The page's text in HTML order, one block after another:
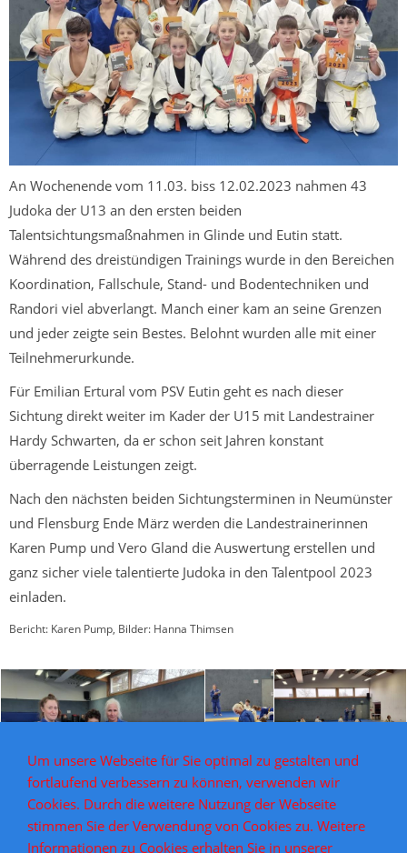
An Wochenende vom 11.03. biss 12.02.2023 nahmen 43
Judoka der U13 an den ersten beiden
Talentsichtungsmaßnahmen in Glinde und Eutin statt.
Während des dreistündigen Trainings wurde in den Bereichen
Koordination, Fallschule, Stand- und Bodentechniken und
Randori viel abverlangt. Manch einer kam an seine Grenzen
und jeder zeigte sein Bestes. Belohnt wurden alle mit einer
Teilnehmerurkunde.
Für Emilian Ertural vom PSV Eutin geht es nach dieser
Sichtung direkt weiter im Kader der U15 mit Landestrainer
Hardy Schwarten, da er schon seit Jahren konstant
überragende Leistungen zeigt.
Nach den nächsten beiden Sichtungsterminen in Neumünster
und Flensburg Ende März werden die Landestrainerinnen
Karen Pump und Vero Gland die Auswertung erstellen und
ganz sicher viele talentierte Judoka in den Talentpool 2023
einladen.
Bericht: Karen Pump, Bilder: Hanna Thimsen
Um unsere Webseite für Sie optimal zu gestalten und
fortlaufend verbessern zu können, verwenden wir
Cookies. Durch die weitere Nutzung der Webseite
stimmen Sie der Verwendung von Cookies zu. Weitere
Informationen zu Cookies erhalten Sie in unserer